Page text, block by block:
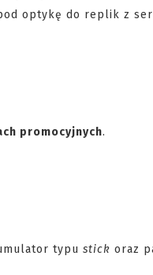
optykę do replik z
promocyjnych.
typu stick oraz